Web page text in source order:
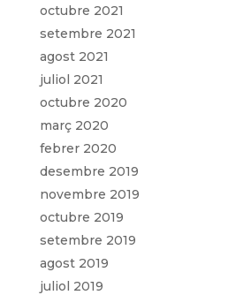
octubre 2021
setembre 2021
agost 2021
juliol 2021
octubre 2020
març 2020
febrer 2020
desembre 2019
novembre 2019
octubre 2019
setembre 2019
agost 2019
juliol 2019